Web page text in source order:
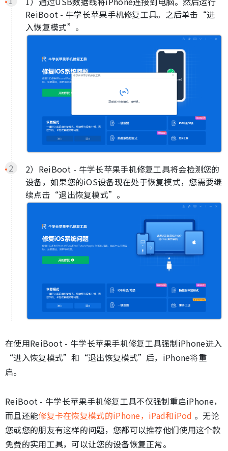
ReiBoot - 牛学长苹果手机修复工具。之后单击“进
入恢复模式”。
2）ReiBoot - 牛学长苹果手机修复工具将会检测您的
设备，如果您的iOS设备现在处于恢复模式，您需要继
续点击“退出恢复模式”。
在使用ReiBoot - 牛学长苹果手机修复工具强制iPhone进入
“进入恢复模式”和“退出恢复模式”后，iPhone将重
启。
ReiBoot - 牛学长苹果手机修复工具不仅强制重启iPhone，
而且还能修复卡在恢复模式的iPhone，iPad和iPod 。无论
您或您的朋友有这样的问题，您都可以推荐他们使用这个款
免费的实用工具，可以让您的设备恢复正常。